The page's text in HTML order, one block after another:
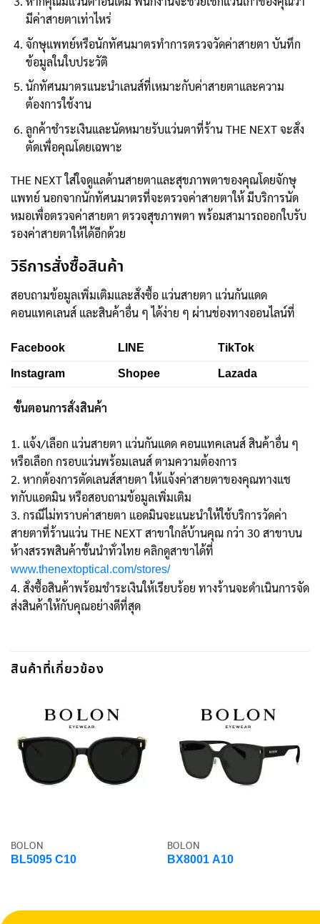
มีค่าสายตาเท่าไหร่
จักษุแพทย์หรือนักทัศนมาตรทำการตรวจวัดค่าสายตา บันทึก
ข้อมูลในใบประวัติ
นักทัศนมาตรแนะนำเลนส์ที่เหมาะกับค่าสายตาและความ
ต้องการใช้งาน
ลูกค้าชำระเงินและนัดหมายรับแว่นตาที่ร้าน THE NEXT จะสั่ง
ตัดเพื่อคุณโดยเฉพาะ
THE NEXT ใส่ใจดูแลด้านสายตาและสุขภาพตาของคุณโดยจักษุ
แพทย์ นอกจากนักทัศนมาตรที่จะตรวจค่าสายตาให้ มีบริการนัด
หมอเพื่อตรวจค่าสายตา ตรวจสุขภาพตา พร้อมสามารถออกใบรับ
รองค่าสายตาให้ได้อีกด้วย
วิธีการสั่งซื้อสินค้า
สอบถามข้อมูลเพิ่มเติมและสั่งซื้อ แว่นสายตา แว่นกันแดด
คอนแทคเลนส์ และสินค้าอื่น ๆ ได้ง่าย ๆ ผ่านช่องทางออนไลน์ที่
Facebook LINE
TikTok
Instagram
Shopee Lazada
ขั้นตอนการสั่งสินค้า
1. แจ้ง/เลือก แว่นสายตา แว่นกันแดด คอนแทคเลนส์ สินค้าอื่น ๆ
หรือเลือก กรอบแว่นพร้อมเลนส์ ตามความต้องการ
2. หากต้องการตัดเลนส์สายตา ให้แจ้งค่าสายตาของคุณทางแช
ทกับแอดมิน หรือสอบถามข้อมูลเพิ่มเติม
3. กรณีไม่ทราบค่าสายตา แอดมินจะแนะนำให้ใช้บริการวัดค่า
สายตาที่ร้านแว่น THE NEXT สาขาใกล้บ้านคุณ กว่า 30 สาขาบน
ห้างสรรพสินค้าชั้นนำทั่วไทย คลิกดูสาขาได้ที่
www.thenextoptical.com/stores/
4. สั่งซื้อสินค้าพร้อมชำระเงินให้เรียบร้อย ทางร้านจะดำเนินการจัด
ส่งสินค้าให้กับคุณอย่างดีที่สุด
สินค้าที่เกี่ยวข้อง
BOLON
BL5095 C10
BOLON
BX8001 A10